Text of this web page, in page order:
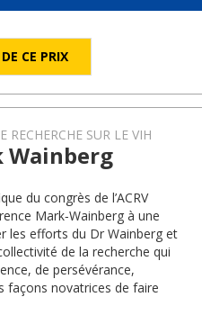
CE PRIX
SUR LE VIH
Wainberg
du congrès de l’ACRV
Mark‑Wainberg à une
les efforts du Dr Wainberg et
de la recherche qui
de persévérance,
façons novatrices de faire